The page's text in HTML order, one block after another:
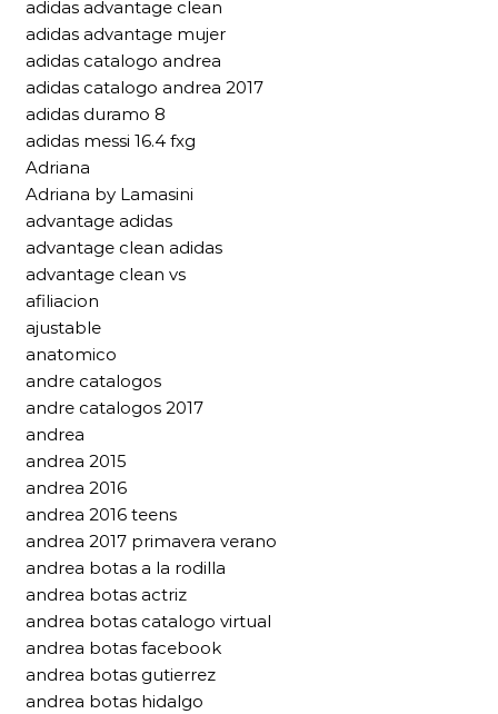
adidas advantage clean
adidas advantage mujer
adidas catalogo andrea
adidas catalogo andrea 2017
adidas duramo 8
adidas messi 16.4 fxg
Adriana
Adriana by Lamasini
advantage adidas
advantage clean adidas
advantage clean vs
afiliacion
ajustable
anatomico
andre catalogos
andre catalogos 2017
andrea
andrea 2015
andrea 2016
andrea 2016 teens
andrea 2017 primavera verano
andrea botas a la rodilla
andrea botas actriz
andrea botas catalogo virtual
andrea botas facebook
andrea botas gutierrez
andrea botas hidalgo